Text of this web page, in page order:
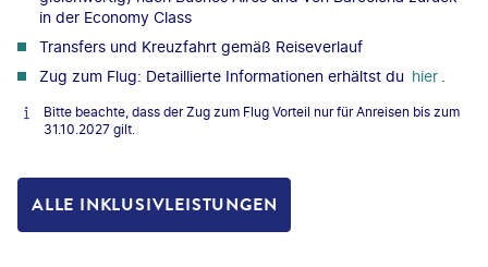
in der Economy Class
Transfers und Kreuzfahrt gemäß Reiseverlauf
Zug zum Flug: Detaillierte Informationen erhältst du hier
Bitte beachte, dass der Zug zum Flug Vorteil nur für Anreisen bis zum
31.10.2027 gilt.
ALLE INKLUSIVLEISTUNGEN